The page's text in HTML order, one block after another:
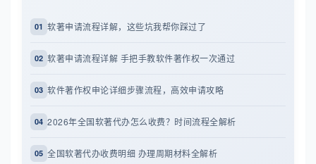
01 软著申请流程详解，这些坑我帮你踩过了
02 软著申请流程详解 手把手教软件著作权一次通过
03 软件著作权申论详细步骤流程，高效申请攻略
04 2026年全国软著代办怎么收费？时间流程全解析
05 全国软著代办收费明细 办理周期材料全解析